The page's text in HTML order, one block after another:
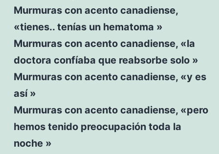
Murmuras con acento canadiense,
«tienes.. tenías un hematoma »
Murmuras con acento canadiense, «la
doctora confíaba que reabsorbe solo »
Murmuras con acento canadiense, «y es
así »
Murmuras con acento canadiense, «pero
hemos tenido preocupación toda la
noche »